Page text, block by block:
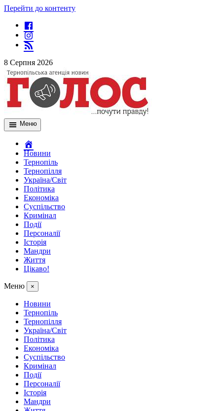
Перейти до контенту
8 Серпня 2026
Меню
Новини
Тернопіль
Тернопілля
Україна/Світ
Політика
Економіка
Суспільство
Кримінал
Події
Персоналії
Історія
Мандри
Життя
Цікаво!
Меню ×
Новини
Тернопіль
Тернопілля
Україна/Світ
Політика
Економіка
Суспільство
Кримінал
Події
Персоналії
Історія
Мандри